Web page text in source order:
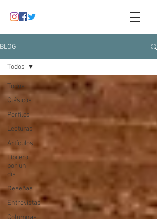
BLOG
Todos
Clásicos
Perfiles
Lecturas
Artículos
Librero
por un
día
Reseñas
Entrevistas
Columnas
Todos